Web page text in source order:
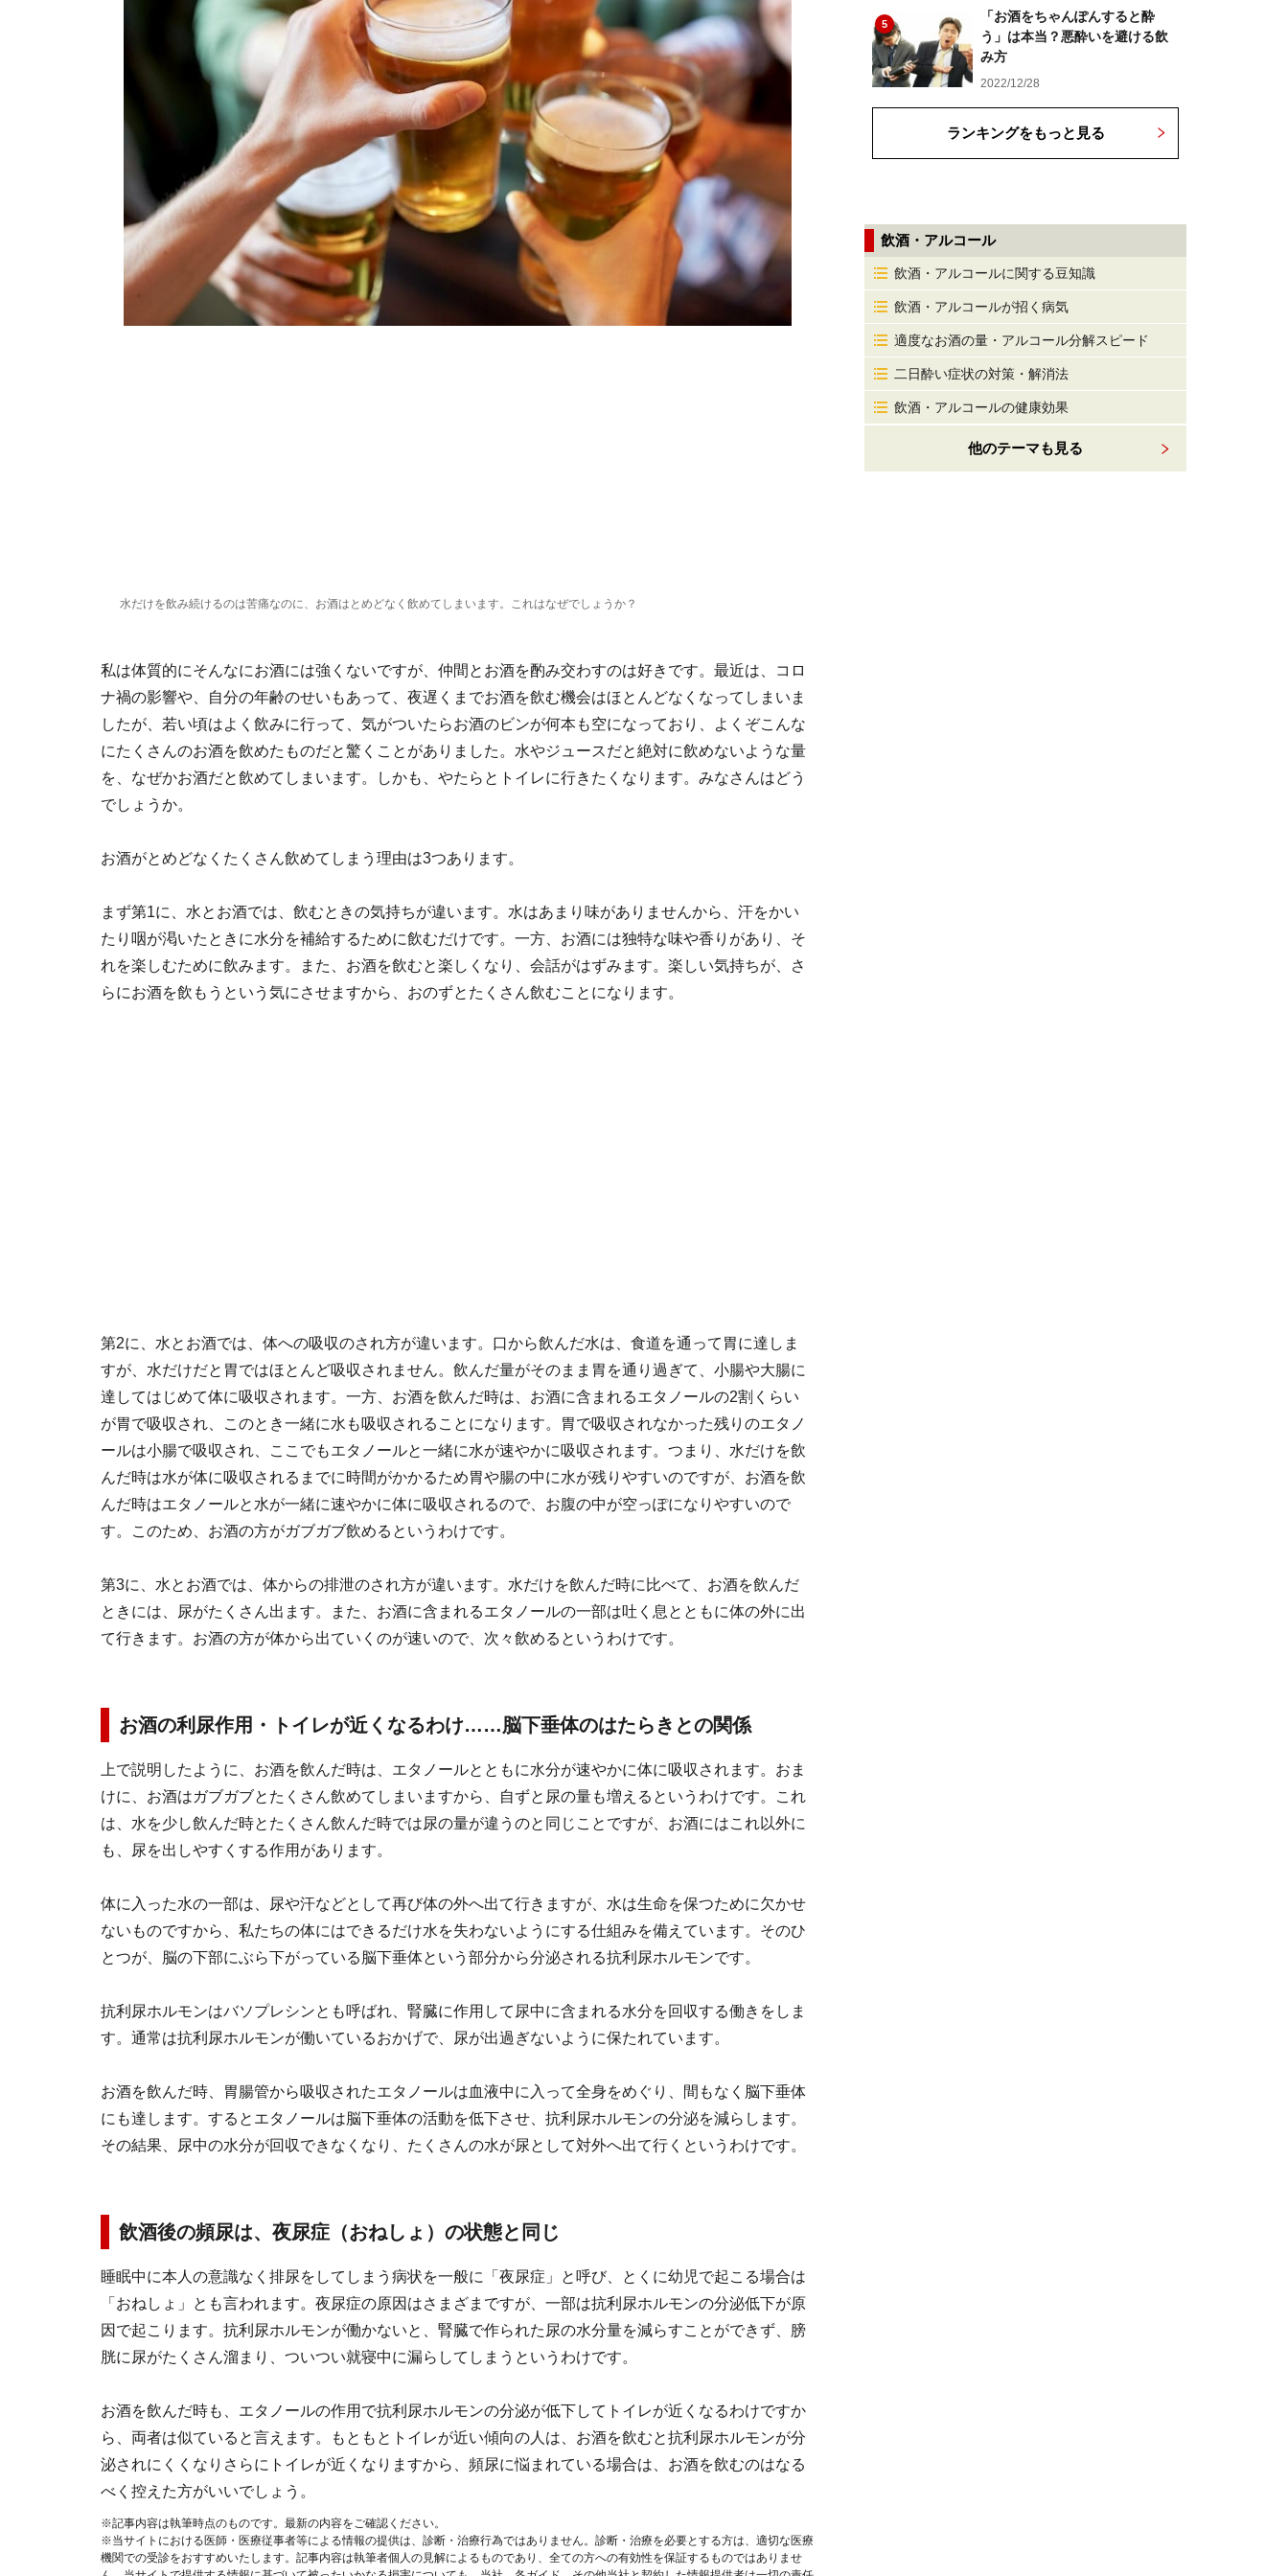
水だけを飲み続けるのは苦痛なのに、お酒はとめどなく飲めてしまいます。これはなぜでしょうか？
私は体質的にそんなにお酒には強くないですが、仲間とお酒を酌み交わすのは好きです。最近は、コロ
ナ禍の影響や、自分の年齢のせいもあって、夜遅くまでお酒を飲む機会はほとんどなくなってしまいま
したが、若い頃はよく飲みに行って、気がついたらお酒のビンが何本も空になっており、よくぞこんな
にたくさんのお酒を飲めたものだと驚くことがありました。水やジュースだと絶対に飲めないような量
を、なぜかお酒だと飲めてしまいます。しかも、やたらとトイレに行きたくなります。みなさんはどう
でしょうか。
お酒がとめどなくたくさん飲めてしまう理由は3つあります。
まず第1に、水とお酒では、飲むときの気持ちが違います。水はあまり味がありませんから、汗をかい
たり咽が渇いたときに水分を補給するために飲むだけです。一方、お酒には独特な味や香りがあり、そ
れを楽しむために飲みます。また、お酒を飲むと楽しくなり、会話がはずみます。楽しい気持ちが、さ
らにお酒を飲もうという気にさせますから、おのずとたくさん飲むことになります。
第2に、水とお酒では、体への吸収のされ方が違います。口から飲んだ水は、食道を通って胃に達しま
すが、水だけだと胃ではほとんど吸収されません。飲んだ量がそのまま胃を通り過ぎて、小腸や大腸に
達してはじめて体に吸収されます。一方、お酒を飲んだ時は、お酒に含まれるエタノールの2割くらい
が胃で吸収され、このとき一緒に水も吸収されることになります。胃で吸収されなかった残りのエタノ
ールは小腸で吸収され、ここでもエタノールと一緒に水が速やかに吸収されます。つまり、水だけを飲
んだ時は水が体に吸収されるまでに時間がかかるため胃や腸の中に水が残りやすいのですが、お酒を飲
んだ時はエタノールと水が一緒に速やかに体に吸収されるので、お腹の中が空っぽになりやすいので
す。このため、お酒の方がガブガブ飲めるというわけです。
第3に、水とお酒では、体からの排泄のされ方が違います。水だけを飲んだ時に比べて、お酒を飲んだ
ときには、尿がたくさん出ます。また、お酒に含まれるエタノールの一部は吐く息とともに体の外に出
て行きます。お酒の方が体から出ていくのが速いので、次々飲めるというわけです。
お酒の利尿作用・トイレが近くなるわけ……脳下垂体のはたらきとの関係
上で説明したように、お酒を飲んだ時は、エタノールとともに水分が速やかに体に吸収されます。おま
けに、お酒はガブガブとたくさん飲めてしまいますから、自ずと尿の量も増えるというわけです。これ
は、水を少し飲んだ時とたくさん飲んだ時では尿の量が違うのと同じことですが、お酒にはこれ以外に
も、尿を出しやすくする作用があります。
体に入った水の一部は、尿や汗などとして再び体の外へ出て行きますが、水は生命を保つために欠かせ
ないものですから、私たちの体にはできるだけ水を失わないようにする仕組みを備えています。そのひ
とつが、脳の下部にぶら下がっている脳下垂体という部分から分泌される抗利尿ホルモンです。
抗利尿ホルモンはバソプレシンとも呼ばれ、腎臓に作用して尿中に含まれる水分を回収する働きをしま
す。通常は抗利尿ホルモンが働いているおかげで、尿が出過ぎないように保たれています。
お酒を飲んだ時、胃腸管から吸収されたエタノールは血液中に入って全身をめぐり、間もなく脳下垂体
にも達します。するとエタノールは脳下垂体の活動を低下させ、抗利尿ホルモンの分泌を減らします。
その結果、尿中の水分が回収できなくなり、たくさんの水が尿として対外へ出て行くというわけです。
飲酒後の頻尿は、夜尿症（おねしょ）の状態と同じ
睡眠中に本人の意識なく排尿をしてしまう病状を一般に「夜尿症」と呼び、とくに幼児で起こる場合は
「おねしょ」とも言われます。夜尿症の原因はさまざまですが、一部は抗利尿ホルモンの分泌低下が原
因で起こります。抗利尿ホルモンが働かないと、腎臓で作られた尿の水分量を減らすことができず、膀
胱に尿がたくさん溜まり、ついつい就寝中に漏らしてしまうというわけです。
お酒を飲んだ時も、エタノールの作用で抗利尿ホルモンの分泌が低下してトイレが近くなるわけですか
ら、両者は似ていると言えます。もともとトイレが近い傾向の人は、お酒を飲むと抗利尿ホルモンが分
泌されにくくなりさらにトイレが近くなりますから、頻尿に悩まれている場合は、お酒を飲むのはなる
べく控えた方がいいでしょう。
※記事内容は執筆時点のものです。最新の内容をご確認ください。
※当サイトにおける医師・医療従事者等による情報の提供は、診断・治療行為ではありません。診断・治療を必要とする方は、適切な医療
機関での受診をおすすめいたします。記事内容は執筆者個人の見解によるものであり、全ての方への有効性を保証するものではありませ
5
「お酒をちゃんぽんすると酔
う」は本当？悪酔いを避ける飲
み方
2022/12/28
ランキングをもっと見る
飲酒・アルコール
飲酒・アルコールに関する豆知識
飲酒・アルコールが招く病気
適度なお酒の量・アルコール分解スピード
二日酔い症状の対策・解消法
飲酒・アルコールの健康効果
他のテーマも見る